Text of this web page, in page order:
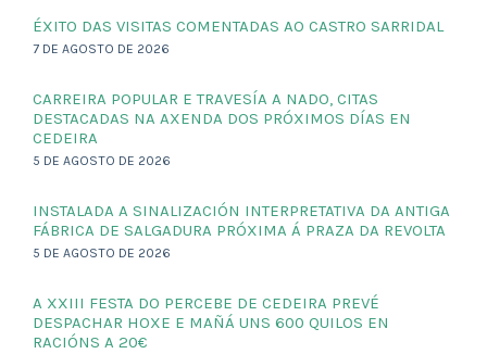
ÉXITO DAS VISITAS COMENTADAS AO CASTRO SARRIDAL
7 DE AGOSTO DE 2026
CARREIRA POPULAR E TRAVESÍA A NADO, CITAS
DESTACADAS NA AXENDA DOS PRÓXIMOS DÍAS EN
CEDEIRA
5 DE AGOSTO DE 2026
INSTALADA A SINALIZACIÓN INTERPRETATIVA DA ANTIGA
FÁBRICA DE SALGADURA PRÓXIMA Á PRAZA DA REVOLTA
5 DE AGOSTO DE 2026
A XXIII FESTA DO PERCEBE DE CEDEIRA PREVÉ
DESPACHAR HOXE E MAÑÁ UNS 600 QUILOS EN
RACIÓNS A 20€